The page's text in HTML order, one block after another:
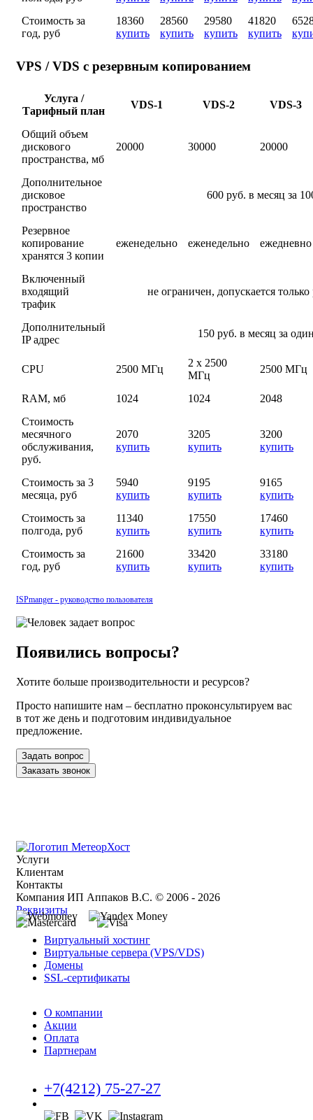
Стоимость за
год, руб
18360
купить
28560
купить
29580
купить
41820
купить
VPS / VDS с резервным копированием
Услуга /
Тарифный план
VDS-1 VDS-2 VDS-3
Общий объем
дискового
пространства, мб
20000 30000 20000
Дополнительное
дисковое
пространство
600 руб. в месяц за
Резервное
копирование
хранятся 3 копии
еженедельно еженедельно ежедневно
Включенный
входящий
трафик
не ограничен, допускается
Дополнительный
IP адрес
150 руб. в месяц за
CPU 2500 МГц
2 х 2500
МГц
2500 МГц
RAM, мб 1024 1024
2048
Стоимость
месячного
обслуживания,
руб.
2070
купить
3205
купить
3200
купить
Стоимость за 3
месяца, руб
5940
купить
9195
купить
9165
купить
Стоимость за
полгода, руб
11340
купить
17550
купить
17460
купить
Стоимость за
год, руб
21600
купить
33420
купить
33180
купить
ISPmanger - руководство пользователя
Появились вопросы?
Хотите больше производительности и ресурсов?
Просто напишите нам – бесплатно проконсультируем вас
в тот же день и подготовим индивидуальное
предложение.
Задать вопрос
Заказать звонок
Услуги
Клиентам
Контакты
Компания ИП Аппаков В.С. © 2006 - 2026
Реквизиты
Виртуальный хостинг
Виртуальные сервера (VPS/VDS)
Домены
SSL-сертификаты
О компании
Акции
Оплата
Партнерам
+7(4212) 75-27-27